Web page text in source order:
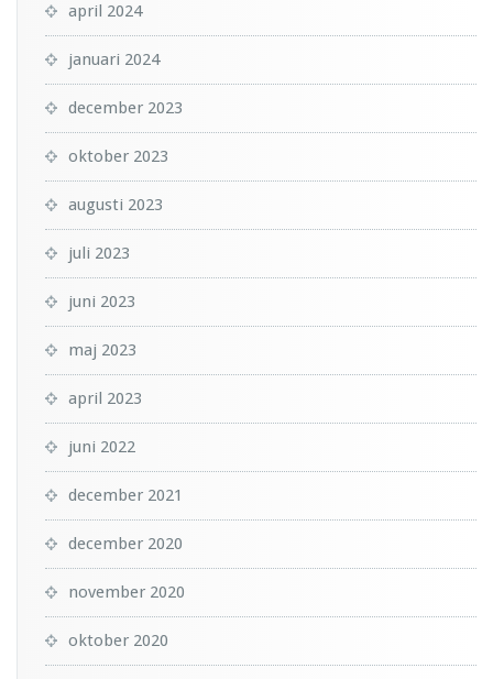
april 2024
januari 2024
december 2023
oktober 2023
augusti 2023
juli 2023
juni 2023
maj 2023
april 2023
juni 2022
december 2021
december 2020
november 2020
oktober 2020